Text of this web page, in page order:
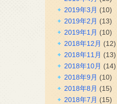
2019年3月 (10)
2019年2月 (13)
2019年1月 (10)
2018年12月 (12)
2018年11月 (13)
2018年10月 (14)
2018年9月 (10)
2018年8月 (15)
2018年7月 (15)